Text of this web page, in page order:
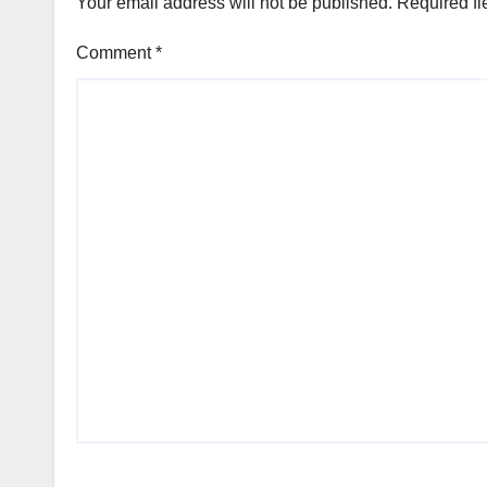
Comment*